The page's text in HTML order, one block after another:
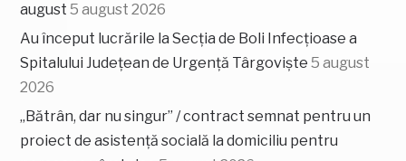
august 5 august 2026
Au început lucrările la Secția de Boli Infecțioase a
Spitalului Județean de Urgență Târgoviște 5 august
2026
„Bătrân, dar nu singur” / contract semnat pentru un
proiect de asistență socială la domiciliu pentru